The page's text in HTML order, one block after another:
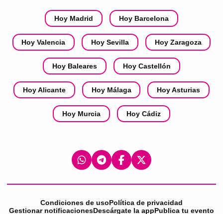
Hoy Madrid Hoy Barcelona
Hoy Valencia Hoy Sevilla Hoy Zaragoza
Hoy Baleares Hoy Castellón
Hoy Alicante Hoy Málaga Hoy Asturias
Hoy Murcia Hoy Cádiz
Condiciones de usoPolítica de privacidad
Gestionar notificacionesDescárgate la appPublica tu evento